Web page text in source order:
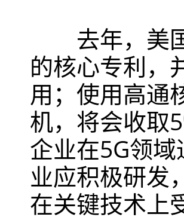
去年，美国
的核心专利，
用；使用高通
机，将会收取
企业在5G领
业应积极研发
在关键技术上